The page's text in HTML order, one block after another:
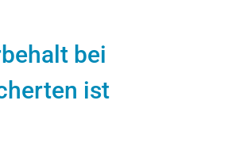
bei
ist